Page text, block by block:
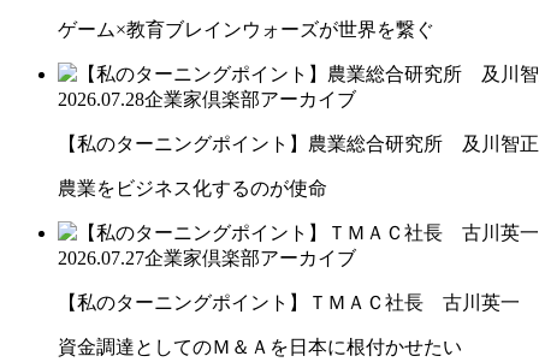
ゲーム×教育ブレインウォーズが世界を繋ぐ
2026.07.28企業家倶楽部アーカイブ
【私のターニングポイント】農業総合研究所 及川智正
農業をビジネス化するのが使命
2026.07.27企業家倶楽部アーカイブ
【私のターニングポイント】ＴＭＡＣ社長 古川英一
資金調達としてのＭ＆Ａを日本に根付かせたい